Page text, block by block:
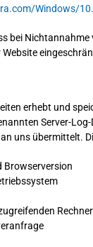
Windows/
bei Nichtannahme
erhebt und
Server-Log-
uns übermittelt.
Browserversion